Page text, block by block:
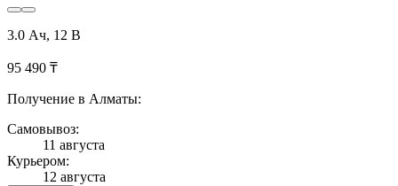
3.0 Ач, 12 В
95 490 ₸
Получение в Алматы:
Самовывоз:
11 августа
Курьером:
12 августа